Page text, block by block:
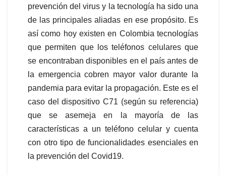
prevención del virus y la tecnología ha sido una
de las principales aliadas en ese propósito. Es
así como hoy existen en Colombia tecnologías
que permiten que los teléfonos celulares que
se encontraban disponibles en el país antes de
la emergencia cobren mayor valor durante la
pandemia para evitar la propagación. Este es el
caso del dispositivo C71 (según su referencia)
que se asemeja en la mayoría de las
características a un teléfono celular y cuenta
con otro tipo de funcionalidades esenciales en
la prevención del Covid19.